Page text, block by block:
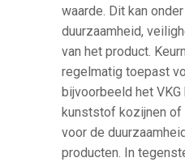
waarde. Dit kan
duurzaamheid,
van het product.
regelmatig toepast
bijvoorbeeld het
kunststof kozijnen of
voor de
producten. In